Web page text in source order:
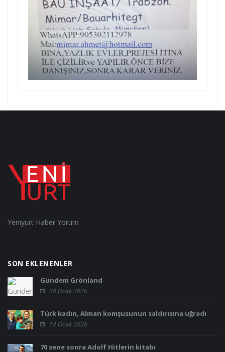
Yeniyurt Haber Yorum
SON EKLENENLER
Gündem Grönland
20 Ocak 2026
Türk kadın, Alman komşusunun saldırısına uğradı
14 Ocak 2026
70 sene sonra Adolf Hitlerin kitabı